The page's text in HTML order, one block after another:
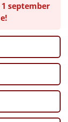
x 29 x 30 cm
september